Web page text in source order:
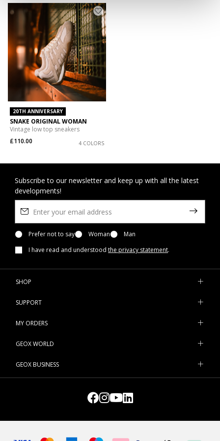
20TH ANNIVERSARY
SNAKE ORIGINAL WOMAN
Vintage low top sneakers
£110.00
4 COLORS
Subscribe to our newsletter and keep up with all the latest
developments!
Prefer not to say Woman
Man
I have read and understood the privacy statement.
SHOP
SUPPORT
MY ORDERS
GEOX WORLD
GEOX BUSINESS